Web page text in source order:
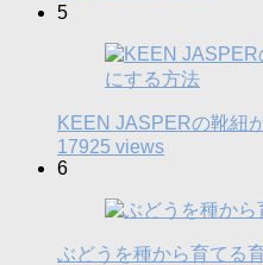
5
KEEN JASPERの靴紐
17925 views
6
ぶどうを種から育てる